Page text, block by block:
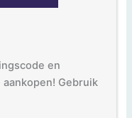
en
aankopen! Gebruik